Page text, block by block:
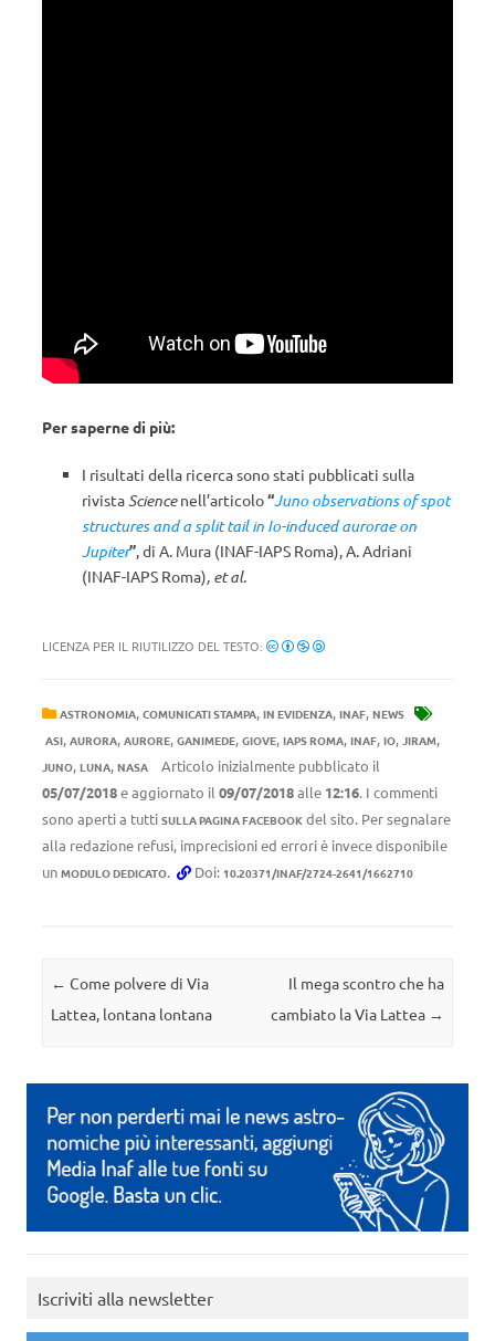
Per saperne di più:
I risultati della ricerca sono stati pubblicati sulla
rivistaSciencenell’articolo“Juno observations of spot
structures and a split tail in Io-induced aurorae on
Jupiter”, di A. Mura (INAF-IAPS Roma), A. Adriani
(INAF-IAPS Roma), et al.
LICENZA PER IL RIUTILIZZO DEL TESTO:
ASTRONOMIA, COMUNICATI STAMPA, IN EVIDENZA, INAF, NEWS
ASI, AURORA, AURORE, GANIMEDE, GIOVE, IAPS ROMA, INAF, IO, JIRAM,
JUNO, LUNA, NASA
Articolo inizialmente pubblicato il
05/07/2018e aggiornato il 09/07/2018alle 12:16. I commenti
sono aperti a tutti SULLA PAGINA FACEBOOK del sito. Per segnalare
alla redazione refusi, imprecisioni ed errori è invece disponibile
un MODULO DEDICATO. Doi: 10.20371/INAF/2724-2641/1662710
Navigazione articolo
← Come polvere di Via
Lattea, lontana lontana
Il mega scontro che ha
cambiato la Via Lattea →
Iscriviti alla newsletter